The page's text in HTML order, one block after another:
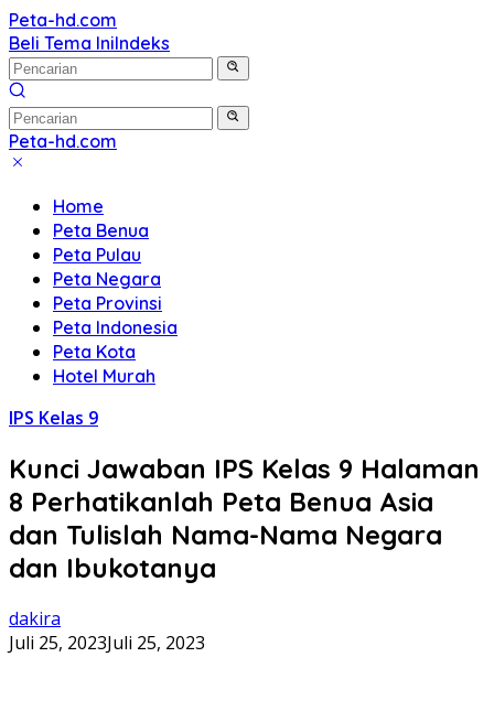
Langsung
ke
konten
Peta-hd.com
Kumpulan
Gambar
Peta
HD
Beli Tema IniIndeks
Peta-hd.com
Kumpulan
Peta
HD
Home
Peta Benua
Peta Pulau
Peta Negara
Peta Provinsi
Peta Indonesia
Peta Kota
Hotel Murah
IPS Kelas 9
Kunci Jawaban IPS Kelas 9 Halaman
8 Perhatikanlah Peta Benua Asia
dan Tulislah Nama-Nama Negara
dan Ibukotanya
dakira
Juli 25, 2023Juli 25, 2023